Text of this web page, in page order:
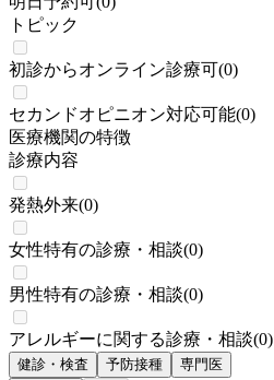
トピック
初診からオンライン診療可(0)
セカンドオピニオン対応可能(0)
医療機関の特徴
診療内容
発熱外来(0)
女性特有の診療・相談(0)
男性特有の診療・相談(0)
アレルギーに関する診療・相談(0)
健診・検査 予防接種
専門医